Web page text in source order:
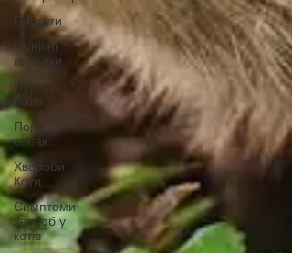
Послуги
Клінічні
випадки
Породи
Котів
Породи
собак
Хвороби
Коти
Симптоми
хвороб у
котів